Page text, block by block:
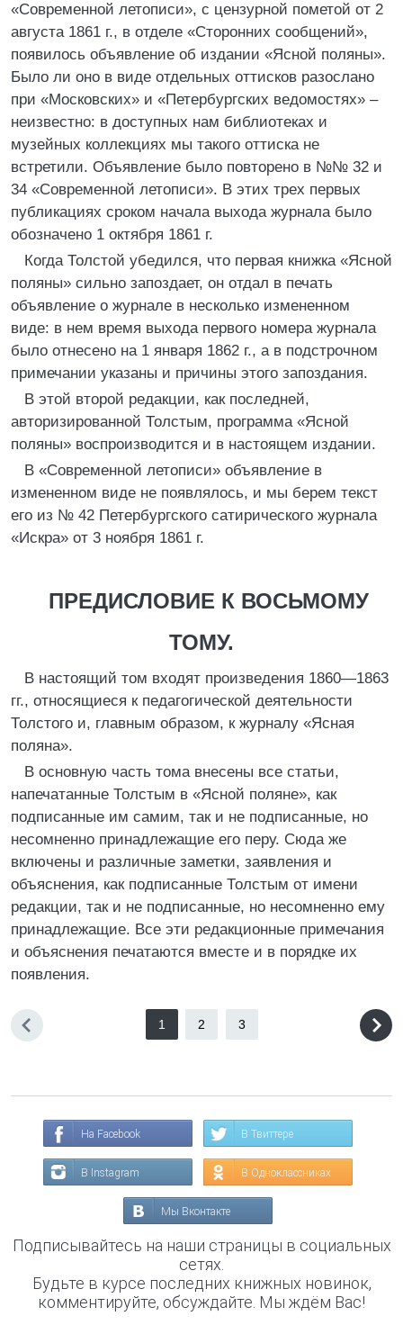
«Современной летописи», с цензурной пометой от 2
августа 1861 г., в отделе «Сторонних сообщений»,
появилось объявление об издании «Ясной поляны».
Было ли оно в виде отдельных оттисков разослано
при «Московских» и «Петербургских ведомостях» –
неизвестно: в доступных нам библиотеках и
музейных коллекциях мы такого оттиска не
встретили. Объявление было повторено в №№ 32 и
34 «Современной летописи». В этих трех первых
публикациях сроком начала выхода журнала было
обозначено 1 октября 1861 г.
Когда Толстой убедился, что первая книжка «Ясной
поляны» сильно запоздает, он отдал в печать
объявление о журнале в несколько измененном
виде: в нем время выхода первого номера журнала
было отнесено на 1 января 1862 г., а в подстрочном
примечании указаны и причины этого запоздания.
В этой второй редакции, как последней,
авторизированной Толстым, программа «Ясной
поляны» воспроизводится и в настоящем издании.
В «Современной летописи» объявление в
измененном виде не появлялось, и мы берем текст
его из № 42 Петербургского сатирического журнала
«Искра» от 3 ноября 1861 г.
ПРЕДИСЛОВИЕ К ВОСЬМОМУ
ТОМУ.
В настоящий том входят произведения 1860—1863
гг., относящиеся к педагогической деятельности
Толстого и, главным образом, к журналу «Ясная
поляна».
В основную часть тома внесены все статьи,
напечатанные Толстым в «Ясной поляне», как
подписанные им самим, так и не подписанные, но
несомненно принадлежащие его перу. Сюда же
включены и различные заметки, заявления и
объяснения, как подписанные Толстым от имени
редакции, так и не подписанные, но несомненно ему
принадлежащие. Все эти редакционные примечания
и объяснения печатаются вместе и в порядке их
появления.
1 2 3
На Facebook В Твиттере
В Instagram В Одноклассниках
Мы Вконтакте
Подписывайтесь на наши страницы в социальных
сетях.
Будьте в курсе последних книжных новинок,
комментируйте, обсуждайте. Мы ждём Вас!